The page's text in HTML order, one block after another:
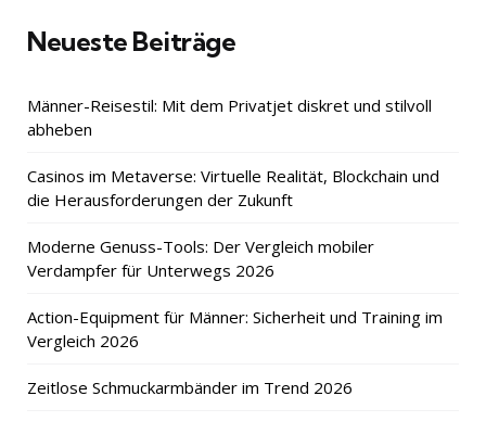
Neueste Beiträge
Männer-Reisestil: Mit dem Privatjet diskret und stilvoll
abheben
Casinos im Metaverse: Virtuelle Realität, Blockchain und
die Herausforderungen der Zukunft
Moderne Genuss-Tools: Der Vergleich mobiler
Verdampfer für Unterwegs 2026
Action-Equipment für Männer: Sicherheit und Training im
Vergleich 2026
Zeitlose Schmuckarmbänder im Trend 2026